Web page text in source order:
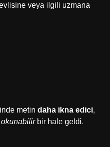
veya ilgili uzmana
metin daha ikna edici,
okunabilirbir hale geldi.